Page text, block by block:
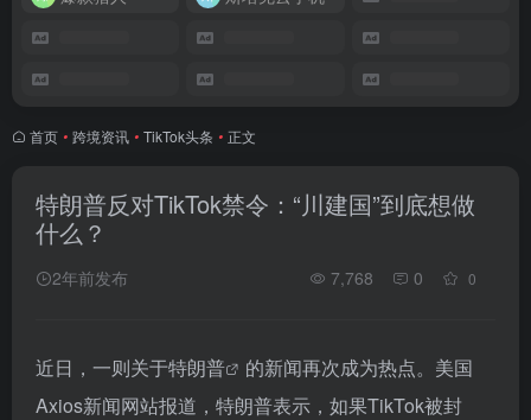
首页 • 跨境资讯 • TikTok头条 • 正文
特朗普反对TikTok禁令：“川建国”到底想做
什么？
2年前发布 7,768 0 0
近日，一则关于特朗普
的新闻再次成为热点。美国
Axios新闻网站报道，特朗普表示，如果TikTok被封